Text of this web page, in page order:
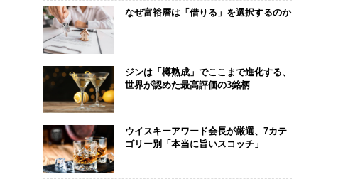
なぜ富裕層は「借りる」を選択するのか
ジンは「樽熟成」でここまで進化する、
世界が認めた最高評価の3銘柄
ウイスキーアワード会長が厳選、7カテ
ゴリー別「本当に旨いスコッチ」